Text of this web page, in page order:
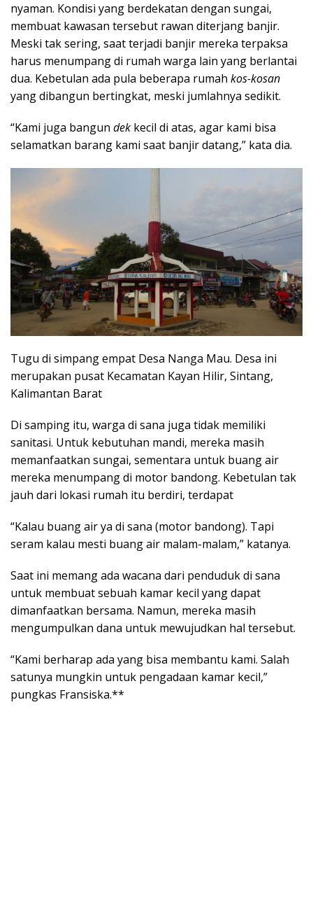
nyaman. Kondisi yang berdekatan dengan sungai,
membuat kawasan tersebut rawan diterjang banjir.
Meski tak sering, saat terjadi banjir mereka terpaksa
harus menumpang di rumah warga lain yang berlantai
dua. Kebetulan ada pula beberapa rumah kos-kosan
yang dibangun bertingkat, meski jumlahnya sedikit.
“Kami juga bangun dek kecil di atas, agar kami bisa
selamatkan barang kami saat banjir datang,” kata dia.
Tugu di simpang empat Desa Nanga Mau. Desa ini
merupakan pusat Kecamatan Kayan Hilir, Sintang,
Kalimantan Barat
Di samping itu, warga di sana juga tidak memiliki
sanitasi. Untuk kebutuhan mandi, mereka masih
memanfaatkan sungai, sementara untuk buang air
mereka menumpang di motor bandong. Kebetulan tak
jauh dari lokasi rumah itu berdiri, terdapat
“Kalau buang air ya di sana (motor bandong). Tapi
seram kalau mesti buang air malam-malam,” katanya.
Saat ini memang ada wacana dari penduduk di sana
untuk membuat sebuah kamar kecil yang dapat
dimanfaatkan bersama. Namun, mereka masih
mengumpulkan dana untuk mewujudkan hal tersebut.
“Kami berharap ada yang bisa membantu kami. Salah
satunya mungkin untuk pengadaan kamar kecil,”
pungkas Fransiska.**